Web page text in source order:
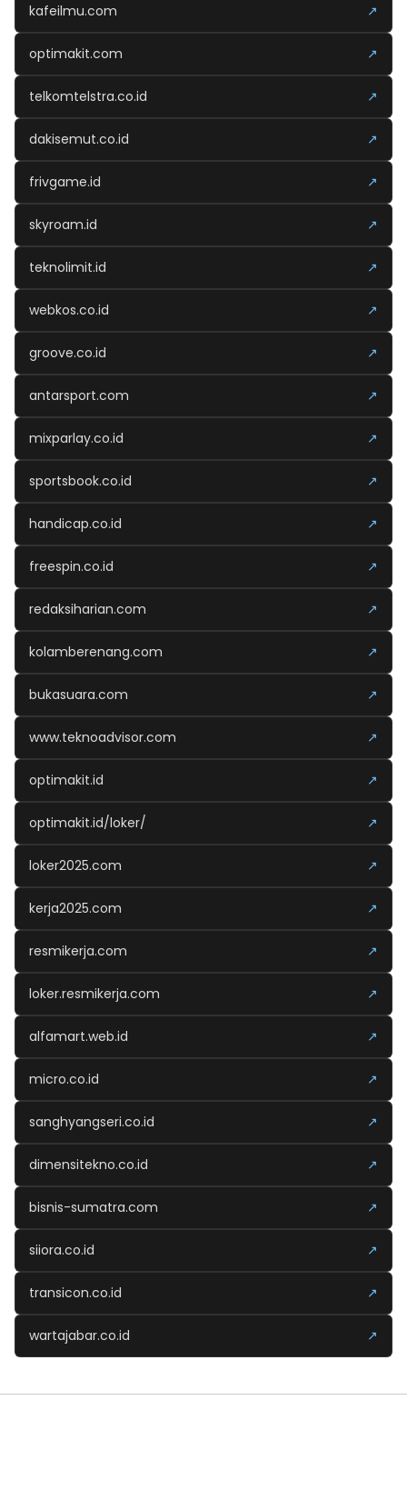
kafeilmu.com ↗
optimakit.com ↗
telkomtelstra.co.id ↗
dakisemut.co.id ↗
frivgame.id ↗
skyroam.id ↗
teknolimit.id ↗
webkos.co.id ↗
groove.co.id ↗
antarsport.com ↗
mixparlay.co.id ↗
sportsbook.co.id ↗
handicap.co.id ↗
freespin.co.id ↗
redaksiharian.com ↗
kolamberenang.com ↗
bukasuara.com ↗
www.teknoadvisor.com ↗
optimakit.id ↗
optimakit.id/loker/ ↗
loker2025.com ↗
kerja2025.com ↗
resmikerja.com ↗
loker.resmikerja.com ↗
alfamart.web.id ↗
micro.co.id ↗
sanghyangseri.co.id ↗
dimensitekno.co.id ↗
bisnis-sumatra.com ↗
siiora.co.id ↗
transicon.co.id ↗
wartajabar.co.id ↗